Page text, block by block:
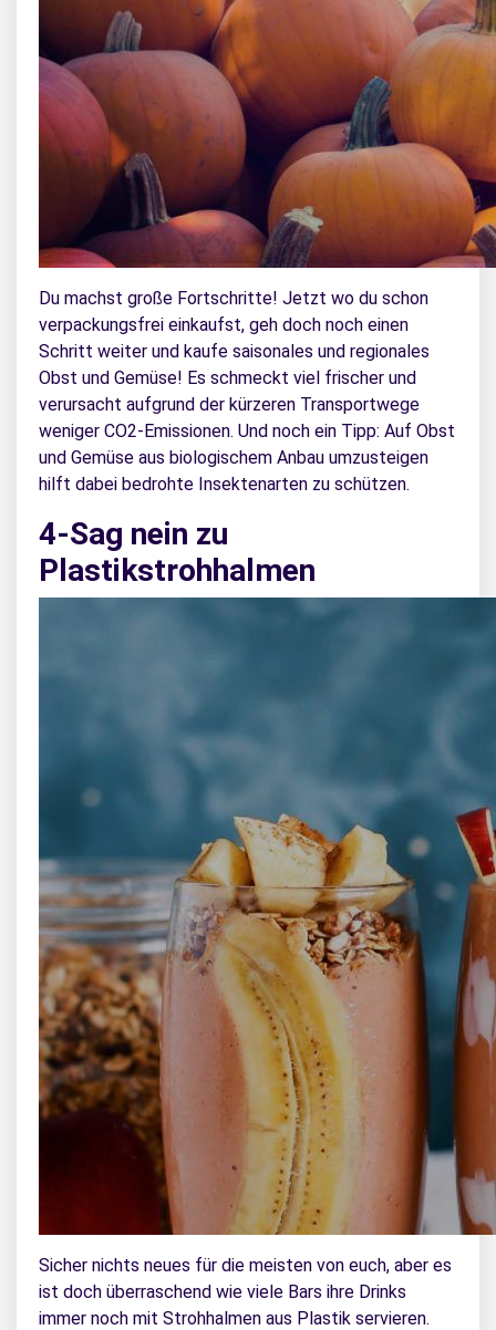
Du machst große Fortschritte! Jetzt wo du schon
verpackungsfrei einkaufst, geh doch noch einen
Schritt weiter und kaufe saisonales und regionales
Obst und Gemüse! Es schmeckt viel frischer und
verursacht aufgrund der kürzeren Transportwege
weniger CO2-Emissionen. Und noch ein Tipp: Auf Obst
und Gemüse aus biologischem Anbau umzusteigen
hilft dabei bedrohte Insektenarten zu schützen.
4-Sag nein zu
Plastikstrohhalmen
Sicher nichts neues für die meisten von euch, aber es
ist doch überraschend wie viele Bars ihre Drinks
immer noch mit Strohhalmen aus Plastik servieren.